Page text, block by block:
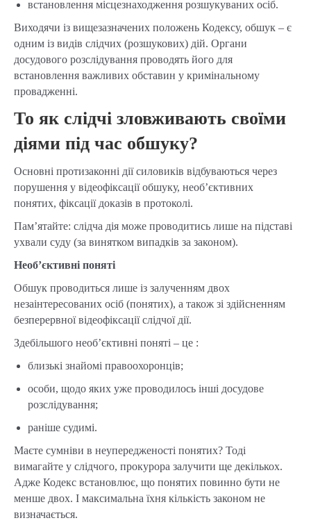
встановлення місцезнаходження розшукуваних осіб.
Виходячи із вищезазначених положень Кодексу, обшук – є
одним із видів слідчих (розшукових) дій. Органи
досудового розслідування проводять його для
встановлення важливих обставин у кримінальному
провадженні.
То як слідчі зловживають своїми
діями під час обшуку?
Основні протизаконні дії силовиків відбуваються через
порушення у відеофіксації обшуку, необ’єктивних
понятих, фіксації доказів в протоколі.
Пам’ятайте: слідча дія може проводитись лише на підставі
ухвали суду (за винятком випадків за законом).
Необ’єктивні поняті
Обшук проводиться лише із залученням двох
незаінтересованих осіб (понятих), а також зі здійсненням
безперервної відеофіксації слідчої дії.
Здебільшого необ’єктивні поняті – це :
близькі знайомі правоохоронців;
особи, щодо яких уже проводилось інші досудове
розслідування;
раніше судимі.
Маєте сумніви в неупередженості понятих? Тоді
вимагайте у слідчого, прокурора залучити ще декількох.
Адже Кодекс встановлює, що понятих повинно бути не
менше двох. І максимальна їхня кількість законом не
визначається.